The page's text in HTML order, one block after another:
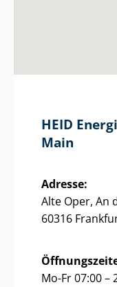
HEID
Main
Adresse:
Alte Oper, An
60316
Mo-Fr 07:00 –